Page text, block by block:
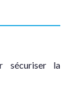
sécuriser la